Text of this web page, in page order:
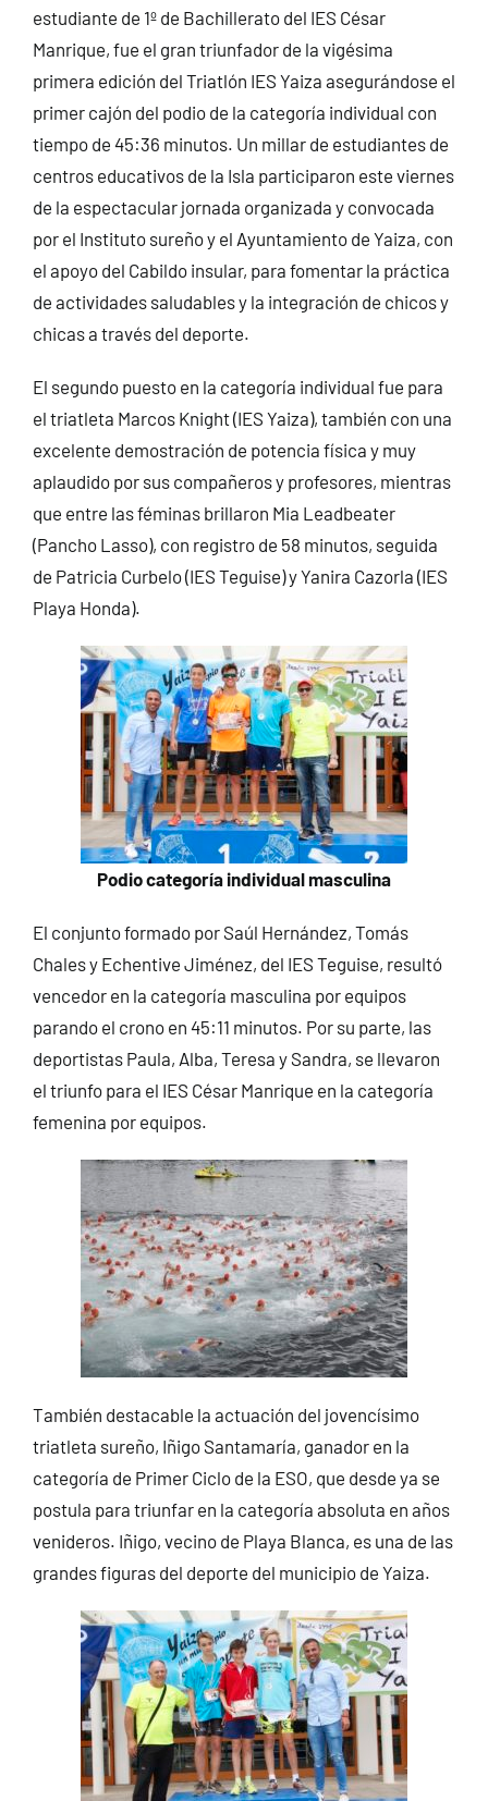
estudiante de 1º de Bachillerato del IES César
Manrique, fue el gran triunfador de la vigésima
primera edición del Triatlón IES Yaiza asegurándose el
primer cajón del podio de la categoría individual con
tiempo de 45:36 minutos. Un millar de estudiantes de
centros educativos de la Isla participaron este viernes
de la espectacular jornada organizada y convocada
por el Instituto sureño y el Ayuntamiento de Yaiza, con
el apoyo del Cabildo insular, para fomentar la práctica
de actividades saludables y la integración de chicos y
chicas a través del deporte.
El segundo puesto en la categoría individual fue para
el triatleta Marcos Knight (IES Yaiza), también con una
excelente demostración de potencia física y muy
aplaudido por sus compañeros y profesores, mientras
que entre las féminas brillaron Mia Leadbeater
(Pancho Lasso), con registro de 58 minutos, seguida
de Patricia Curbelo (IES Teguise) y Yanira Cazorla (IES
Playa Honda).
Podio categoría individual masculina
El conjunto formado por Saúl Hernández, Tomás
Chales y Echentive Jiménez, del IES Teguise, resultó
vencedor en la categoría masculina por equipos
parando el crono en 45:11 minutos. Por su parte, las
deportistas Paula, Alba, Teresa y Sandra, se llevaron
el triunfo para el IES César Manrique en la categoría
femenina por equipos.
También destacable la actuación del jovencísimo
triatleta sureño, Iñigo Santamaría, ganador en la
categoría de Primer Ciclo de la ESO, que desde ya se
postula para triunfar en la categoría absoluta en años
venideros. Iñigo, vecino de Playa Blanca, es una de las
grandes figuras del deporte del municipio de Yaiza.